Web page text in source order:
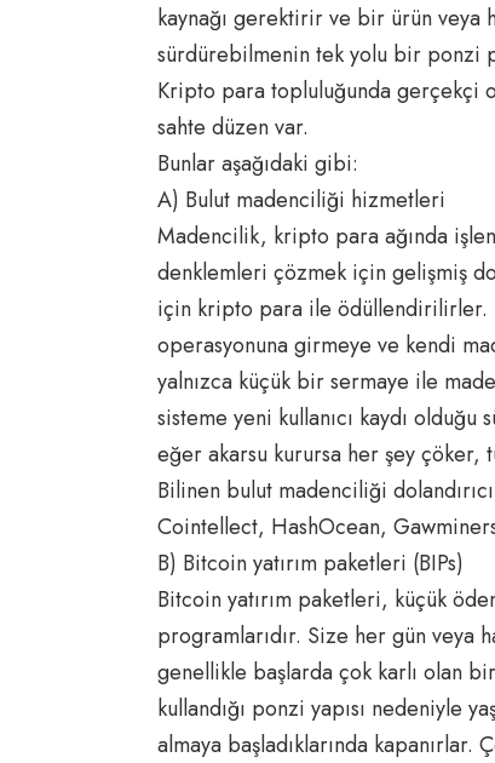
kaynağı gerektirir ve bir ürün veya
sürdürebilmenin tek yolu bir ponzi
Kripto para topluluğunda gerçekçi
sahte düzen var.
Bunlar aşağıdaki gibi:
A) Bulut madenciliği hizmetleri
Madencilik, kripto para ağında
denklemleri çözmek için gelişmiş
için kripto para ile
operasyonuna girmeye ve kendi
yalnızca küçük bir sermaye ile
sisteme yeni kullanıcı kaydı
eğer akarsu kurursa her şey çöker,
Bilinen bulut madenciliği
Cointellect, HashOcean,
B) Bitcoin yatırım paketleri (BIPs)
Bitcoin yatırım paketleri, küçük
programlarıdır. Size her gün veya
genellikle başlarda çok karlı olan
kullandığı ponzi yapısı nedeniyle
almaya başladıklarında kapanırlar.